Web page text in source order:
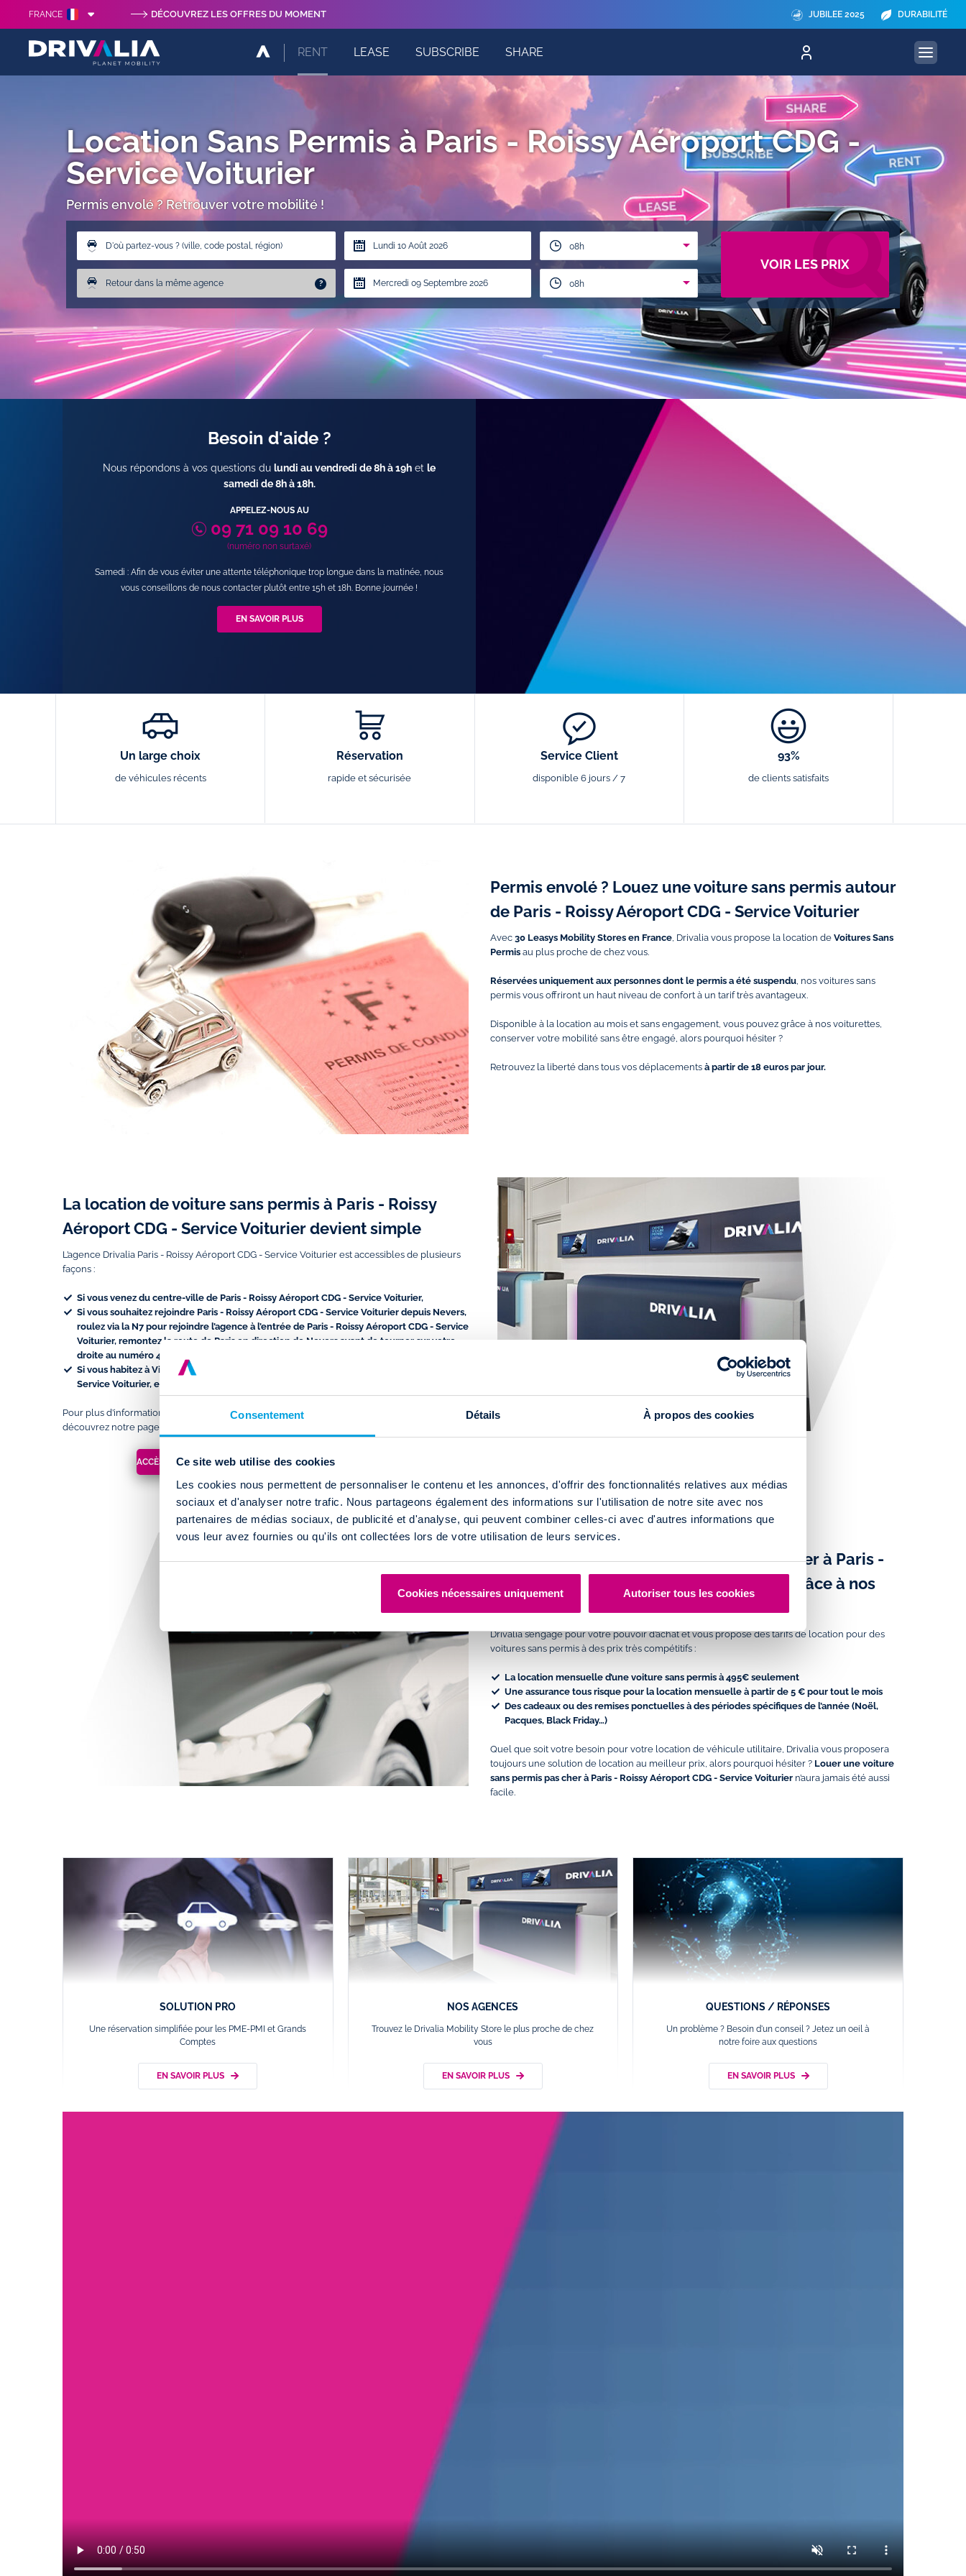
Consentement Détails À propos des cookies
Ce site web utilise des cookies
Les cookies nous permettent de personnaliser le contenu et les annonces, d'offrir des fonctionnalités relatives aux médias
sociaux et d'analyser notre trafic. Nous partageons également des informations sur l'utilisation de notre site avec nos
partenaires de médias sociaux, de publicité et d'analyse, qui peuvent combiner celles-ci avec d'autres informations que
vous leur avez fournies ou qu'ils ont collectées lors de votre utilisation de leurs services.
Cookies nécessaires uniquement Autoriser tous les cookies
FRANCE DÉCOUVREZ LES OFFRES DU MOMENT JUBILEE 2025 DURABILITÉ
RENT LEASE SUBSCRIBE SHARE
Location Sans Permis à Paris - Roissy Aéroport CDG -
Service Voiturier
Permis envolé ? Retrouver votre mobilité !
D'où partez-vous ? (ville, code postal, région) 08h
Retour dans la même agence ? 08h
VOIR LES PRIX
Besoin d'aide ?
Nous répondons à vos questions du lundi au vendredi de 8h à 19h et le
samedi de 8h à 18h.
APPELEZ-NOUS AU
09 71 09 10 69
(numéro non surtaxé)
Samedi : Afin de vous éviter une attente téléphonique trop longue dans la matinée, nous
vous conseillons de nous contacter plutôt entre 15h et 18h. Bonne journée !
EN SAVOIR PLUS
Un large choix
de véhicules récents
Réservation
rapide et sécurisée
Service Client
disponible 6 jours / 7
93%
de clients satisfaits
Permis envolé ? Louez une voiture sans permis autour
de Paris - Roissy Aéroport CDG - Service Voiturier
Avec 30 Leasys Mobility Stores en France, Drivalia vous propose la location de Voitures Sans
Permis au plus proche de chez vous.
Réservées uniquement aux personnes dont le permis a été suspendu, nos voitures sans
permis vous offriront un haut niveau de confort à un tarif très avantageux.
Disponible à la location au mois et sans engagement, vous pouvez grâce à nos voiturettes,
conserver votre mobilité sans être engagé, alors pourquoi hésiter ?
Retrouvez la liberté dans tous vos déplacements à partir de 18 euros par jour.
La location de voiture sans permis à Paris - Roissy
Aéroport CDG - Service Voiturier devient simple
L’agence Drivalia Paris - Roissy Aéroport CDG - Service Voiturier est accessibles de plusieurs
façons :
Si vous venez du centre-ville de Paris - Roissy Aéroport CDG - Service Voiturier,
Si vous souhaitez rejoindre Paris - Roissy Aéroport CDG - Service Voiturier depuis Nevers,
roulez via la N7pour rejoindre l’agence à l’entrée de Paris - Roissy Aéroport CDG - Service
Voiturier, remontez la route de Paris en direction de Nevers avant de tourner sur votre
droite au numéro 44.
Si vous habitez à Vichy
et vous souhaitez louer un camion à Paris - Roissy Aéroport CDG -
Service Voiturier, empruntez la
Pour plus d’informations sur l’agence de Paris - Roissy Aéroport CDG - Service Voiturier,
découvrez notre page agence.
ACCÈS ET HORAIRES À PARIS - ROISSY AÉROPORT CDG - SERVICE
VOITURIER
Location d’une voiture sans permis pas cher à Paris -
Roissy Aéroport CDG - Service Voiturier grâce à nos
tarifs imbattables
Drivalia s’engage pour votre pouvoir d’achat et vous propose des tarifs de location pour des
voitures sans permis à des prix très compétitifs :
La location mensuelle d’une voiture sans permis à 495€ seulement
Une assurance tous risque pour la location mensuelle à partir de 5 € pour tout le mois
Des cadeaux ou des remises ponctuelles à des périodes spécifiques de l’année (Noël,
Pacques, Black Friday…)
Quel que soit votre besoin pour votre location de véhicule utilitaire, Drivalia vous proposera
toujours une solution de location au meilleur prix, alors pourquoi hésiter ? Louer une voiture
sans permis pas cher à Paris - Roissy Aéroport CDG - Service Voiturier n’aura jamais été aussi
facile.
SOLUTION PRO
Une réservation simplifiée pour les PME-PMI et Grands
Comptes
EN SAVOIR PLUS
NOS AGENCES
Trouvez le Drivalia Mobility Store le plus proche de chez
vous
EN SAVOIR PLUS
QUESTIONS / RÉPONSES
Un problème ? Besoin d'un conseil ? Jetez un oeil à
notre foire aux questions
EN SAVOIR PLUS